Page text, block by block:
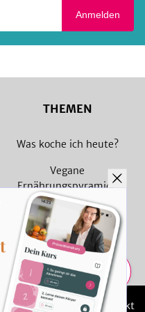
Teilen
Anmelden
THEMEN
Was koche ich heute?
Vegane
Ernährungspyramide
Vegane Rezepte
Vegetarische Rezepte
Impressum Kontakt